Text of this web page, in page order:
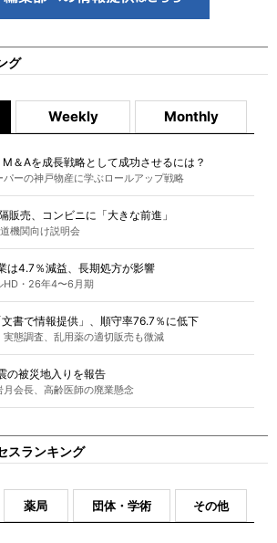
グ
Weekly Monthly
＆Aを成長戦略として成功させるには？
パーの神戸物産に学ぶロールアップ戦略
販売、コンビニに「大きな前進」
機関向け説明会
は4.7％減益、長期処方が影響
HD・26年4〜6月期
書で情報提供」、順守率76.7％に低下
実態調査、乱用薬の適切販売も微減
の被災地入りを報告
月会長、高齢医師の廃業懸念
スランキング
薬局 団体・学術 その他